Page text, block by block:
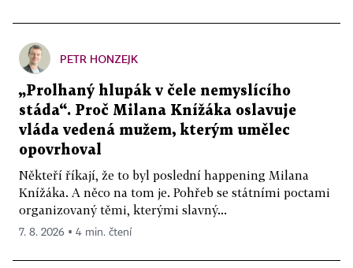
PETR HONZEJK
„Prolhaný hlupák v čele nemyslícího
stáda“. Proč Milana Knížáka oslavuje
vláda vedená mužem, kterým umělec
opovrhoval
Někteří říkají, že to byl poslední happening Milana
Knížáka. A něco na tom je. Pohřeb se státními poctami
organizovaný těmi, kterými slavný...
7. 8. 2026 ▪ 4 min. čtení